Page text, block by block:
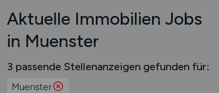
Aktuelle Immobilien Jobs
in Muenster
3 passende Stellenanzeigen gefunden für:
Muenster